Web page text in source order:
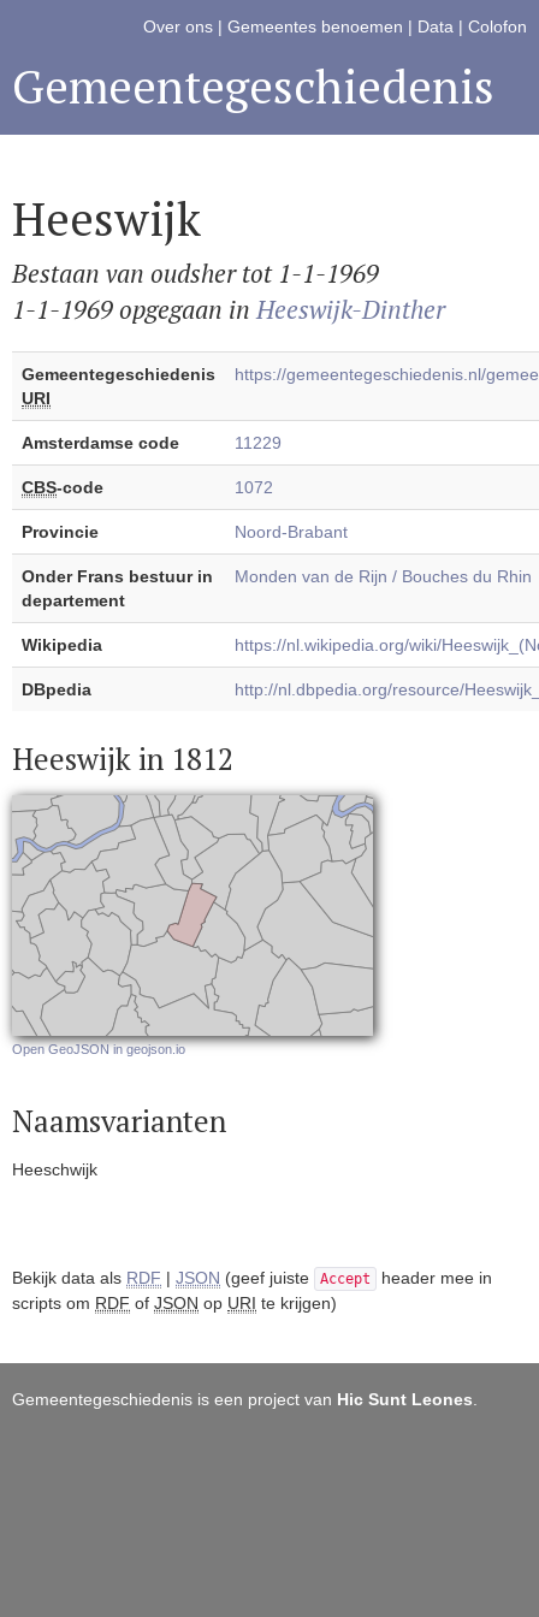
Over ons | Gemeentes benoemen | Data | Colofon
Gemeentegeschiedenis
Heeswijk
Bestaan van oudsher tot 1-1-1969
1-1-1969 opgegaan inHeeswijk-Dinther
Gemeentegeschiedenis
URI
https://gemeentegeschiedenis.nl/
Amsterdamse code 11229
CBS-code 1072
Provincie Noord-Brabant
Onder Frans bestuur in
departement
Monden van de Rijn / Bouches du Rhin
Wikipedia https://nl.wikipedia.org/wiki/
DBpedia http://nl.dbpedia.org/resource/
Heeswijk in 1812
Open GeoJSON in geojson.io
Naamsvarianten
Heeschwijk
Bekijk data als RDF | JSON (geef juiste Accept
header mee in
scripts om RDF of JSON op URI te krijgen)
Gemeentegeschiedenis is een project van Hic Sunt Leones